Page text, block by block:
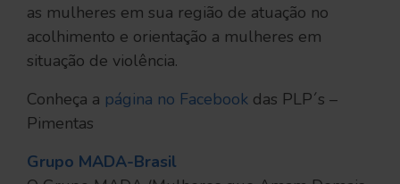
as mulheres em sua região de atuação no
acolhimento e orientação a mulheres em
situação de violência.
Conheça a página no Facebook das PLP´s –
Pimentas
Grupo MADA-Brasil